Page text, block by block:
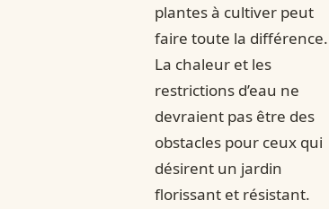
plantes à cultiver peut
faire toute la différence.
La chaleur et les
restrictions d’eau ne
devraient pas être des
obstacles pour ceux qui
désirent un jardin
florissant et résistant.